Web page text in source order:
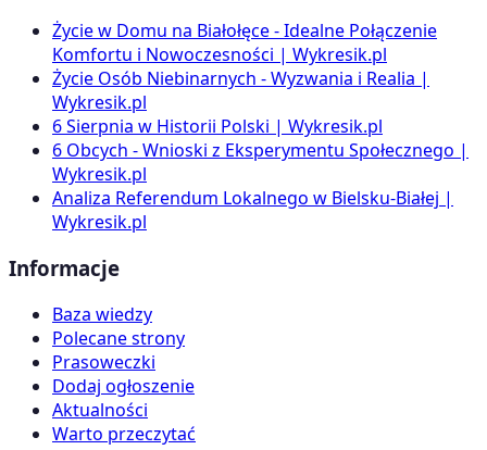
Życie w Domu na Białołęce - Idealne Połączenie
Komfortu i Nowoczesności | Wykresik.pl
Życie Osób Niebinarnych - Wyzwania i Realia |
Wykresik.pl
6 Sierpnia w Historii Polski | Wykresik.pl
6 Obcych - Wnioski z Eksperymentu Społecznego |
Wykresik.pl
Analiza Referendum Lokalnego w Bielsku-Białej |
Wykresik.pl
Informacje
Baza wiedzy
Polecane strony
Prasoweczki
Dodaj ogłoszenie
Aktualności
Warto przeczytać